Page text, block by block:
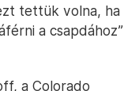
tettük volna, ha
a csapdához”
a Colorado